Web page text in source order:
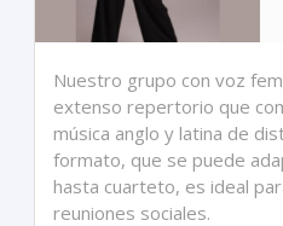
Nuestro grupo con voz
extenso repertorio que
música anglo y latina de
formato, que se puede
hasta cuarteto, es ideal
reuniones sociales.